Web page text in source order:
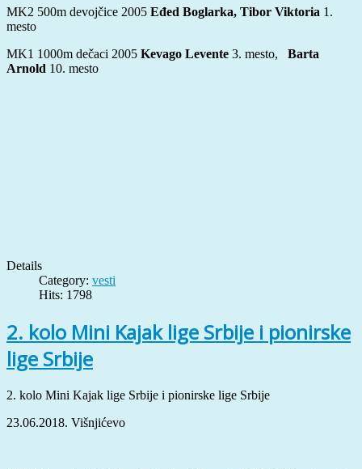
MK2 500m devojčice 2005 Eđed Boglarka, Tibor Viktoria 1.
mesto
MK1 1000m dečaci 2005 Kevago Levente 3. mesto, Barta
Arnold 10. mesto
Details
Category: vesti
Hits: 1798
2. kolo Mini Kajak lige Srbije i pionirske
lige Srbije
2. kolo Mini Kajak lige Srbije i pionirske lige Srbije
23.06.2018. Višnjićevo